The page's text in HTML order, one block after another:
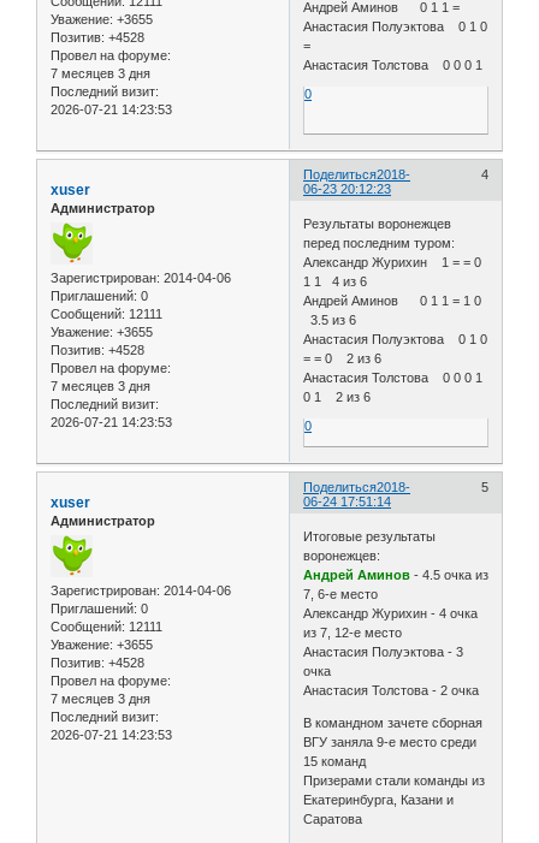
Уважение: +3655
Позитив: +4528
Провел на форуме:
7 месяцев 3 дня
Последний визит:
2026-07-21 14:23:53
Андрей Аминов 0 1 1 =
Анастасия Полуэктова 0 1 0
=
Анастасия Толстова 0 0 0 1
0
Поделиться 4
2018-
06-23 20:12:23
xuser
Администратор
Зарегистрирован: 2014-04-06
Приглашений: 0
Сообщений: 12111
Уважение: +3655
Позитив: +4528
Провел на форуме:
7 месяцев 3 дня
Последний визит:
2026-07-21 14:23:53
Результаты воронежцев
перед последним туром:
Александр Журихин 1 = = 0
1 1 4 из 6
Андрей Аминов 0 1 1 = 1 0
3.5 из 6
Анастасия Полуэктова 0 1 0
= = 0 2 из 6
Анастасия Толстова 0 0 0 1
0 1 2 из 6
0
Поделиться 5
2018-
06-24 17:51:14
xuser
Администратор
Зарегистрирован: 2014-04-06
Приглашений: 0
Сообщений: 12111
Уважение: +3655
Позитив: +4528
Провел на форуме:
7 месяцев 3 дня
Последний визит:
2026-07-21 14:23:53
Итоговые результаты
воронежцев:
Андрей Аминов - 4.5 очка из
7, 6-е место
Александр Журихин - 4 очка
из 7, 12-е место
Анастасия Полуэктова - 3
очка
Анастасия Толстова - 2 очка
В командном зачете сборная
ВГУ заняла 9-е место среди
15 команд
Призерами стали команды из
Екатеринбурга, Казани и
Саратова